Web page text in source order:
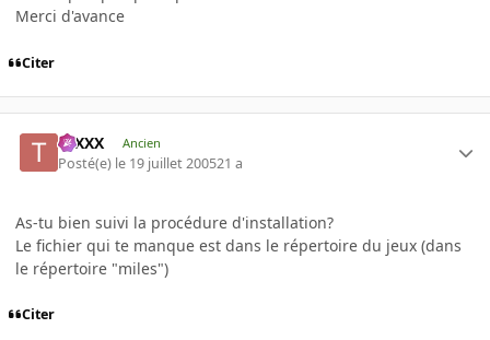
Merci d'avance
Citer
tuXXX Ancien
Posté(e) le 19 juillet 200521 a
As-tu bien suivi la procédure d'installation?
Le fichier qui te manque est dans le répertoire du jeux (dans
le répertoire "miles")
Citer